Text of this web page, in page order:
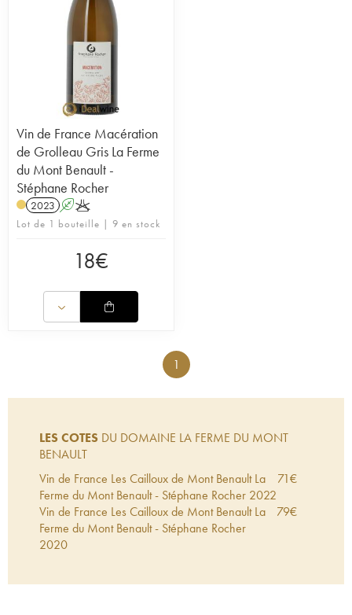
Vin de France Macération
de Grolleau Gris La Ferme
du Mont Benault -
Stéphane Rocher
2023 AK
Lot de 1 bouteille | 9 en stock
18€
1
LES COTES DU DOMAINE LA FERME DU MONT
BENAULT
Vin de France Les Cailloux de Mont Benault La
Ferme du Mont Benault - Stéphane Rocher 2022
71€
Vin de France Les Cailloux de Mont Benault La
Ferme du Mont Benault - Stéphane Rocher
2020
79€